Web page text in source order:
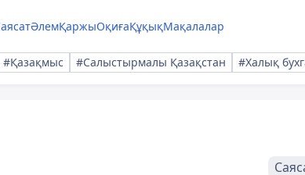
ӘлемҚаржыОқиғаҚұқықМақалалар
#Қазақмыс #Салыстырмалы Қазақстан #Халық